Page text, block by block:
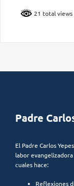
21 total views
Padre
El Padre Carlos
labor
cuales hace:
Reflexiones